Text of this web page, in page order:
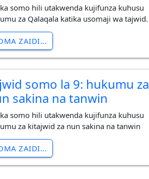
somo hili utakwenda kujifunza kuhusu
za Qalaqala katika usomaji wa tajwid.
ZAIDI...
somo la 9: hukumu za
sakina na tanwin
somo hili utakwenda kujifunza kuhusu
za kitajwid za nun sakina na tanwin
ZAIDI...